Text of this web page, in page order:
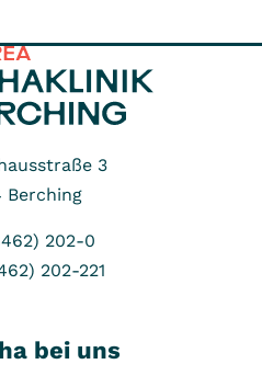
3
Berching
202-0
202-221
bei uns